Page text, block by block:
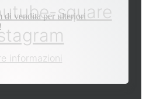
square
di vendita per ulteriori
informazioni